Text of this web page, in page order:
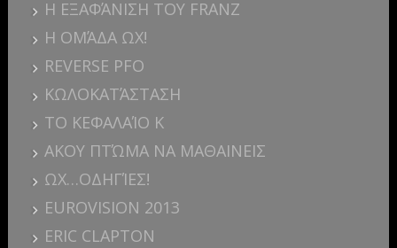
Η ΕΞΑΦΆΝΙΣΗ ΤΟΥ FRANZ
Η ΟΜΆΔΑ ΩΧ!
REVERSE PFO
ΚΩΛΟΚΑΤΆΣΤΑΣΗ
ΤΟ ΚΕΦΑΛΑΊΟ Κ
ΑΚΟΥ ΠΤΏΜΑ ΝΑ ΜΑΘΑΙΝΕΙΣ
ΩΧ…ΟΔΗΓΊΕΣ!
EUROVISION 2013
ERIC CLAPTON